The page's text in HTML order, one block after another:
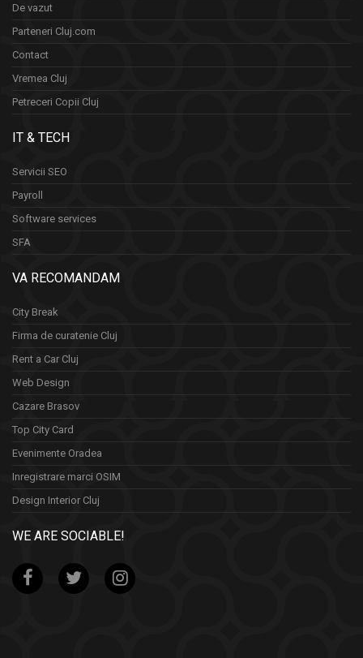
De vazut
Parteneri Cluj.com
Contact
Vremea Cluj
Petreceri Copii Cluj
IT & TECH
Servicii SEO
Payroll
Software services
SFA
VA RECOMANDAM
City Break
Firma de curatenie Cluj
Rent a Car Cluj
Web Design
Cazare Brasov
Top City Card
Evenimente Oradea
Inregistrare marci OSIM
Design Interior Cluj
WE ARE SOCIABLE!